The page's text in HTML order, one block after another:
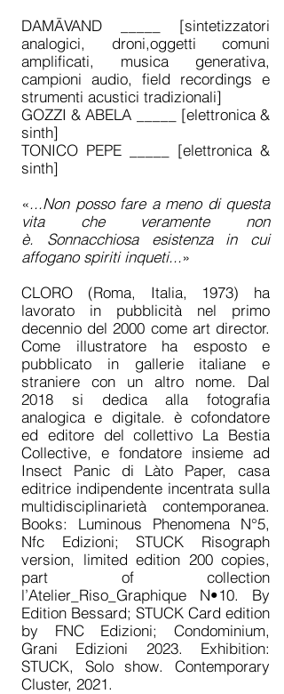
DAMĀVAND _____ [sintetizzatori
analogici, droni,oggetti comuni
amplificati, musica generativa,
campioni audio, field recordings e
strumenti acustici tradizionali]
GOZZI & ABELA _____ [elettronica &
sinth]
TONICO PEPE _____ [elettronica &
sinth]
«...Non posso fare a meno di questa
vita che veramente non
è. Sonnacchiosa esistenza in cui
affogano spiriti inqueti...»
CLORO (Roma, Italia, 1973) ha
lavorato in pubblicità nel primo
decennio del 2000 come art director.
Come illustratore ha esposto e
pubblicato in gallerie italiane e
straniere con un altro nome. Dal
2018 si dedica alla fotografia
analogica e digitale. è cofondatore
ed editore del collettivo La Bestia
Collective, e fondatore insieme ad
Insect Panic di Làto Paper, casa
editrice indipendente incentrata sulla
multidisciplinarietà contemporanea.
Books: Luminous Phenomena N°5,
Nfc Edizioni; STUCK Risograph
version, limited edition 200 copies,
part of collection
l’Atelier_Riso_Graphique N•10. By
Edition Bessard; STUCK Card edition
by FNC Edizioni; Condominium,
Grani Edizioni 2023. Exhibition:
STUCK, Solo show. Contemporary
Cluster, 2021.